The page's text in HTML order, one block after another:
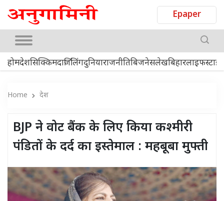
Epaper
होमदेशसिक्किमदार्जिलिंगदुनियाराजनीतिबिजनेसलेखबिहार
Home देश
BJP ने वोट बैंक के लिए किया कश्मीरी
पंडितों के दर्द का इस्तेमाल : महबूबा मुफ्ती